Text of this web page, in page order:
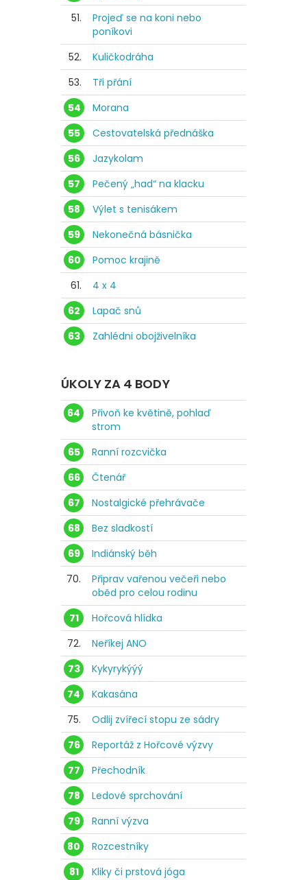
51.
Projeď se na koni nebo
poníkovi
52.
Kuličkodráha
53.
Tři přání
54
Morana
55
Cestovatelská přednáška
56
Jazykolam
57
Pečený „had“ na klacku
58
Výlet s tenisákem
59
Nekonečná básnička
60
Pomoc krajině
61.
4 x 4
62
Lapač snů
63
Zahlédni obojživelníka
ÚKOLY ZA 4 BODY
64
Přivoň ke květině, pohlaď
strom
65
Ranní rozcvička
66
Čtenář
67
Nostalgické přehrávače
68
Bez sladkostí
69
Indiánský běh
70.
Připrav vařenou večeři nebo
oběd pro celou rodinu
71
Hořcová hlídka
72.
Neříkej ANO
73
Kykyrykýýý
74
Kakasána
75.
Odlij zvířecí stopu ze sádry
76
Reportáž z Hořcové výzvy
77
Přechodník
78
Ledové sprchování
79
Ranní výzva
80
Rozcestníky
81
Kliky či prstová jóga